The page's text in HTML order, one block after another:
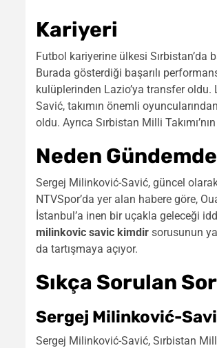
Kariyeri
Futbol kariyerine ülkesi Sırbistan’da
Burada gösterdiği başarılı
kulüplerinden Lazio’ya transfer
Savić, takımın önemli
oldu. Ayrıca Sırbistan Milli
Neden
Sergej Milinković-Savić, güncel
NTVSpor’da yer alan habere göre,
İstanbul’a inen bir uçakla geleceği
milinkovic savic kimdir sorusunun
da tartışmaya açıyor.
Sıkça Sorulan
Sergej Milinković-
Sergej Milinković-Savić, Sırbistan